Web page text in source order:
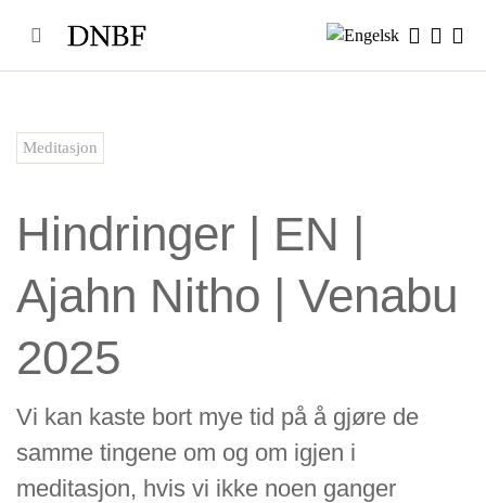
content
Meditasjon
Hindringer | EN |
Ajahn Nitho | Venabu
2025
Vi kan kaste bort mye tid på å gjøre de
samme tingene om og om igjen i
meditasjon, hvis vi ikke noen ganger